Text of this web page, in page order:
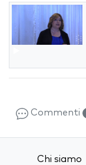
Commenti
Chi siamo